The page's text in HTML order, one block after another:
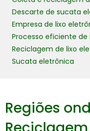
Além dos
inovadoras,
estão sendo
utiliza
É fundamental
reciclagem
Empresa de lixo
Sucata eletrônica
Regiões